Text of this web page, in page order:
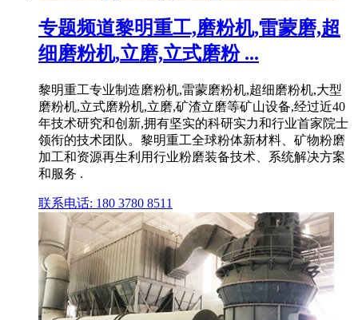
专题频道黎明重工,磨粉机,雷蒙磨,超
细磨粉机,立磨,立式磨粉 ...
黎明重工专业制造磨粉机,雷蒙磨粉机,超细磨粉机,大型
磨粉机,立式磨粉机,立磨,矿渣立磨等矿山设备,经过近40
年技术研究和创新,拥有坚实的科研实力和行业首家院士
领衔的技术团队。黎明重工全球粉体新材料、矿物粉磨
加工和资源再生利用行业粉磨装备技术、系统解决方案
和服务 .
联系电话: 180 3780 8511